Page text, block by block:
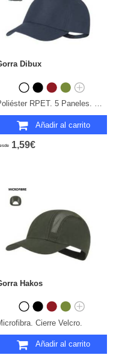
Dibux
Poliéster RPET. 5 Paneles. Cierre Hebilla. Protección UPF50.
Añadir al carrito
1,59€
Hakos
Cierre Velcro.
Añadir al carrito